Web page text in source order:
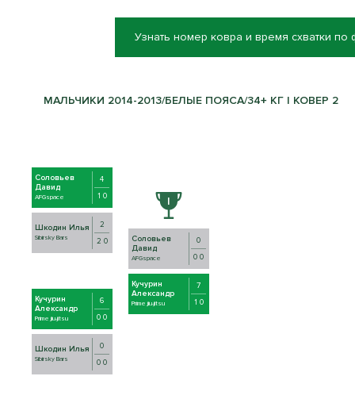
Узнать номер ковра и время схватки по
МАЛЬЧИКИ 2014-2013/БЕЛЫЕ ПОЯСА/34+ КГ | КОВЕР 2
Соловьев
Давид
AFGspace
4
1 0
Шкодин Илья
Sibirsky Bars
2
2 0
Кучурин
Александр
Prime jiu-jitsu
6
0 0
Шкодин Илья
Sibirsky Bars
0
0 0
Соловьев
Давид
AFGspace
0
0 0
Кучурин
Александр
Prime jiu-jitsu
7
1 0